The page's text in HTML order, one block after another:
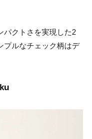
パクトさを実現した2
プルなチェック柄はデ